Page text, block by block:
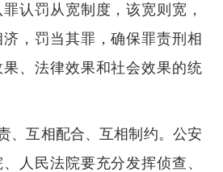
认罚从宽制度，该宽则宽，
，罚当其罪，确保罪责刑相
、法律效果和社会效果的统
互相配合、互相制约。公安
人民法院要充分发挥侦查、